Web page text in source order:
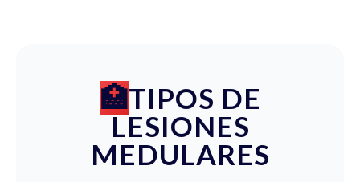
TIPOS DE
LESIONES
MEDULARES